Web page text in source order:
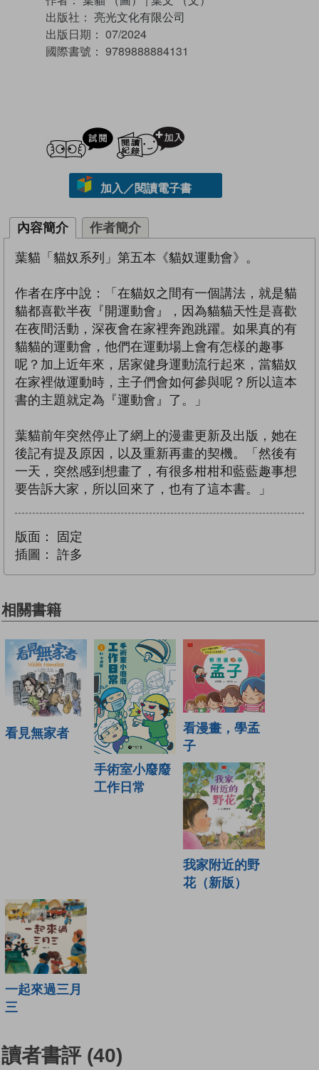
出版社： 亮光文化有限公司
出版日期： 07/2024
國際書號： 9789888884131
試閲
加入／閱讀電子書
內容簡介 作者簡介
葉貓「貓奴系列」第五本《貓奴運動會》。
作者在序中說：「在貓奴之間有一個講法，就是貓
貓都喜歡半夜『開運動會』，因為貓貓天性是喜歡
在夜間活動，深夜會在家裡奔跑跳躍。如果真的有
貓貓的運動會，他們在運動場上會有怎樣的趣事
呢？加上近年來，居家健身運動流行起來，當貓奴
在家裡做運動時，主子們會如何參與呢？所以這本
書的主題就定為『運動會』了。」
葉貓前年突然停止了網上的漫畫更新及出版，她在
後記有提及原因，以及重新再畫的契機。「然後有
一天，突然感到想畫了，有很多柑柑和藍藍趣事想
要告訴大家，所以回來了，也有了這本書。」
版面：
固定
插圖：
許多
相關書籍
看見無家者
手術室小廢廢
工作日常
看漫畫，學孟
子
我家附近的野
花（新版）
一起來過三月
三
讀者書評 (40)